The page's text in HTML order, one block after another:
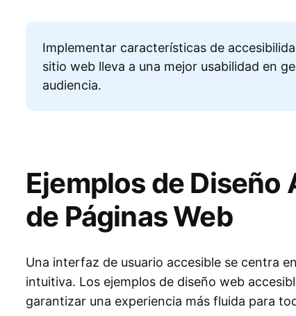
Implementar características de
sitio web lleva a una mejor usabilidad en
audiencia.
Ejemplos de
de Páginas Web
Una interfaz de usuario accesible se centra
intuitiva. Los ejemplos de diseño web
garantizar una experiencia más fluida para